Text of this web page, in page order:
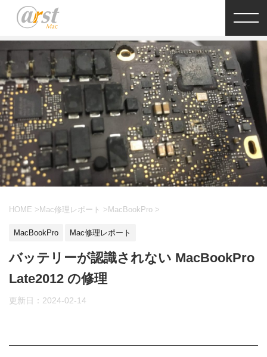
HOME > Mac修理レポート > MacBookPro >
MacBookPro Mac修理レポート
バッテリーが認識されない MacBookPro
Late2012 の修理
更新日： 2024-02-14